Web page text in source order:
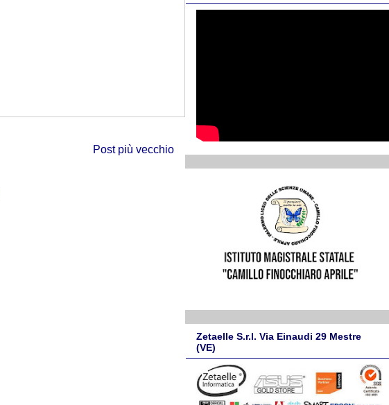
Post più vecchio
Zetaelle S.r.l. Via Einaudi 29 Mestre
(VE)